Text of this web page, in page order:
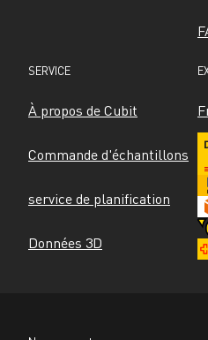
SERVICE
À propos de Cubit
Commande d'échantillons
service de planification
Données 3D